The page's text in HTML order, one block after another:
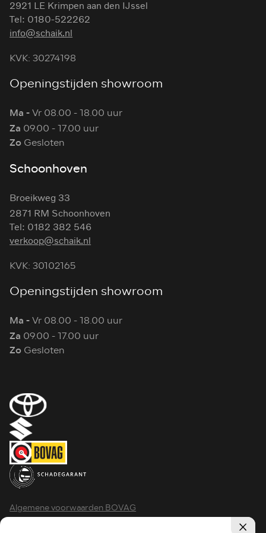
2921 LE Krimpen aan den IJssel
Tel: 0180-522262
info@schaik.nl
KVK: 30274198
Openingstijden showroom
Ma -Vr 08.00 - 18.00 uur
Za 09.00 - 17.00 uur
Zo Gesloten
Schoonhoven
Broeikweg 33
2871 RM Schoonhoven
Tel: 0182 382 546
verkoop@schaik.nl
KVK: 30102165
Openingstijden showroom
Ma -Vr 08.00 - 18.00 uur
Za 09.00 - 17.00 uur
Zo Gesloten
Algemene voorwaarden BOVAG